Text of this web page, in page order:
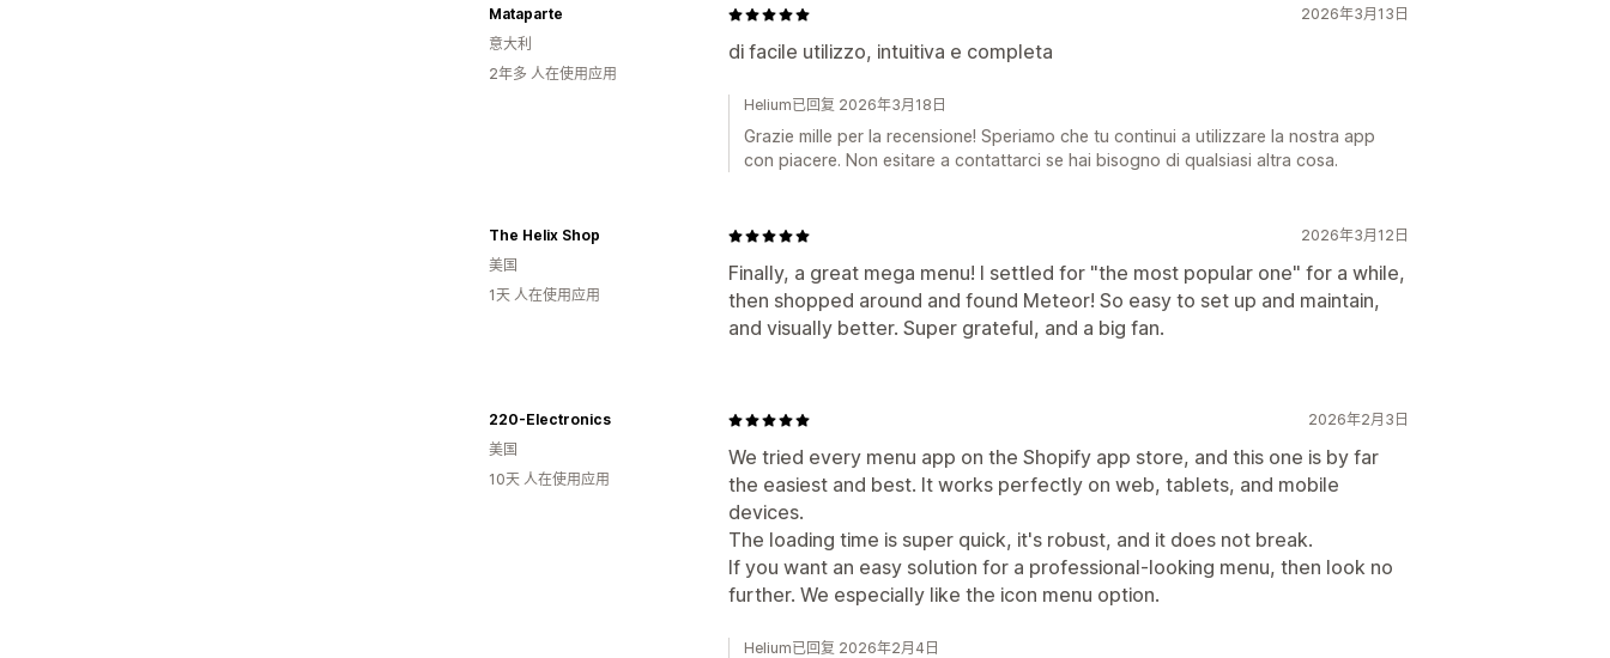
2026年3月13日
di facile utilizzo, intuitiva e completa
Mataparte
意大利
2年多 人在使用应用
Helium已回复 2026年3月18日
Grazie mille per la recensione! Speriamo che tu continui a utilizzare la nostra app
con piacere. Non esitare a contattarci se hai bisogno di qualsiasi altra cosa.
2026年3月12日
Finally, a great mega menu! I settled for "the most popular one" for a while,
then shopped around and found Meteor! So easy to set up and maintain,
and visually better. Super grateful, and a big fan.
The Helix Shop
美国
1天 人在使用应用
2026年2月3日
We tried every menu app on the Shopify app store, and this one is by far
the easiest and best. It works perfectly on web, tablets, and mobile
devices.
The loading time is super quick, it's robust, and it does not break.
If you want an easy solution for a professional-looking menu, then look no
further. We especially like the icon menu option.
220-Electronics
美国
10天 人在使用应用
Helium已回复 2026年2月4日